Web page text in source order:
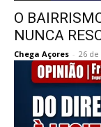
O
NUNCA
Chega Açores - 26 de